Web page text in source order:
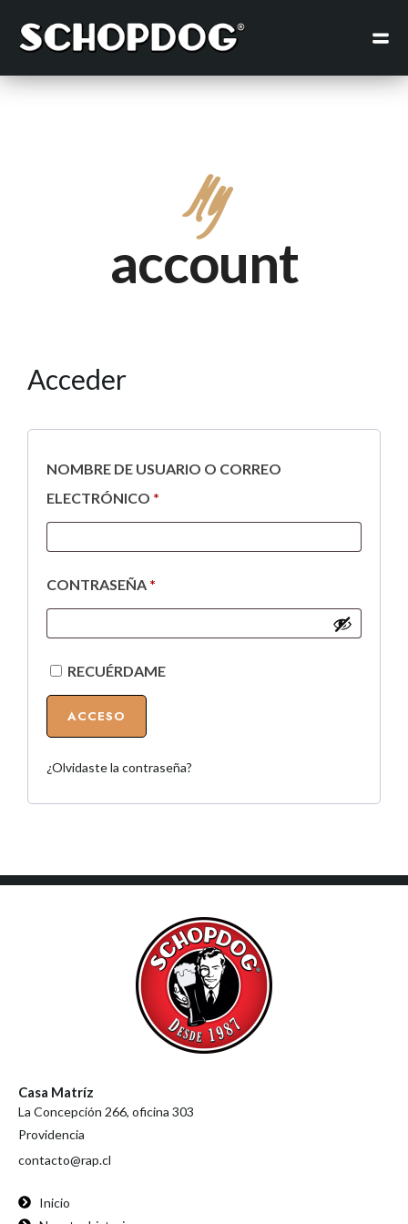
My
account
Acceder
NOMBRE DE USUARIO O CORREO
ELECTRÓNICO *
CONTRASEÑA *
RECUÉRDAME
ACCESO
¿Olvidaste la contraseña?
Casa Matríz
La Concepción 266, oficina 303
Providencia
contacto@rap.cl
Inicio